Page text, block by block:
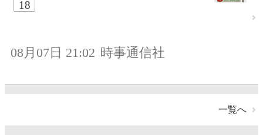
18
08月07日 21:02 時事通信社
一覧へ